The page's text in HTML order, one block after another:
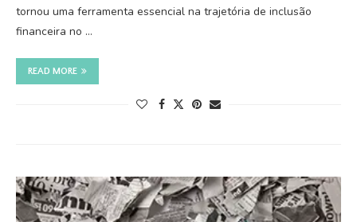
tornou uma ferramenta essencial na trajetória de inclusão
financeira no …
READ MORE